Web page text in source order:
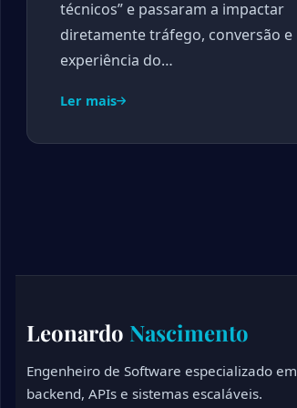
técnicos” e passaram a impactar
diretamente tráfego, conversão e
experiência do…
Ler mais
Leonardo Nascimento
Engenheiro de Software especializado em
backend, APIs e sistemas escaláveis.